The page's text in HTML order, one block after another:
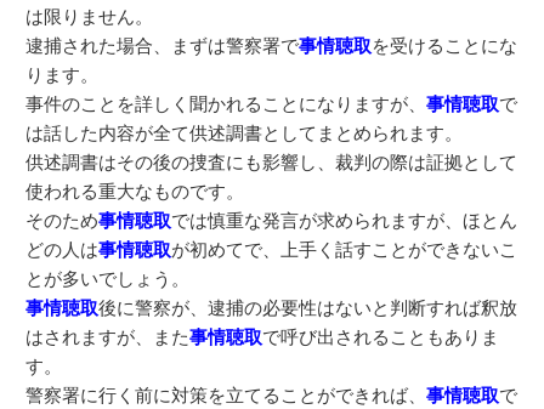
は限りません。
逮捕された場合、まずは警察署で事情聴取を受けることにな
ります。
事件のことを詳しく聞かれることになりますが、事情聴取で
は話した内容が全て供述調書としてまとめられます。
供述調書はその後の捜査にも影響し、裁判の際は証拠として
使われる重大なものです。
そのため事情聴取では慎重な発言が求められますが、ほとん
どの人は事情聴取が初めてで、上手く話すことができないこ
とが多いでしょう。
事情聴取後に警察が、逮捕の必要性はないと判断すれば釈放
はされますが、また事情聴取で呼び出されることもありま
す。
警察署に行く前に対策を立てることができれば、事情聴取で